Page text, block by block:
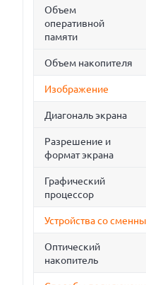
Объем
оперативной
памяти
Объем накопителя
Изображение
Диагональ экрана
Разрешение и
формат экрана
Графический
процессор
Устройства со
Оптический
накопитель